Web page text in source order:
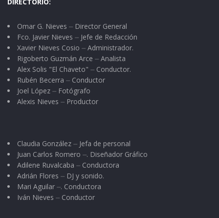
Omar G. Nieves ⏤ Director General
Fco. Javier Nieves ⏤ Jefe de Redacción
Xavier Nieves Cosio ⏤ Administrador.
Rigoberto Guzmán Arce ⏤ Analista
Alex Solis "El Chaveto" ⏤ Conductor.
Rubén Becerra ⏤ Conductor
Joel López ⏤ Fotógrafo
Alexis Nieves ⏤ Productor
Claudia González ⏤ Jefa de personal
Juan Carlos Romero ⏤. Diseñador Gráfico
Adilene Ruvalcaba ⏤ Conductora
Adrián Flores ⏤ DJ y sonido.
Mari Aguilar ⏤. Conductora
Iván Nieves ⏤ Conductor